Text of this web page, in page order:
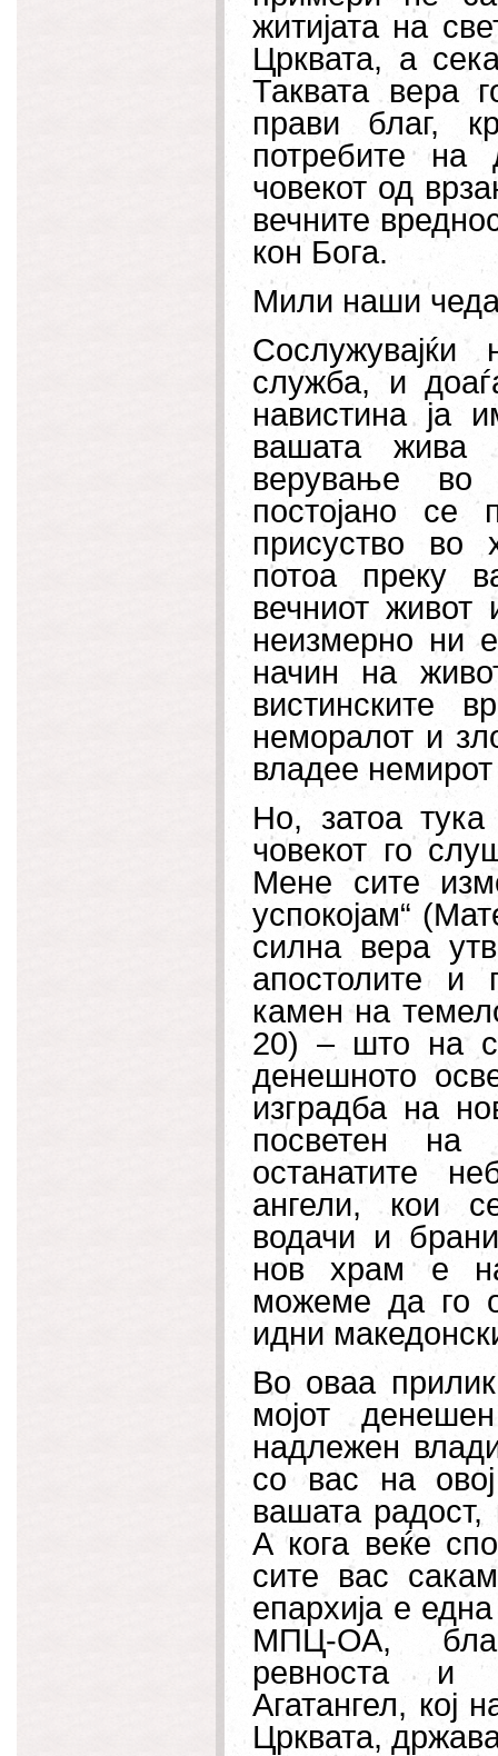
житијата на
Црквата, а
Таквата вера
прави благ,
потребите на
човекот од
вечните
кон Бога.
Мили наши
служба, и
навистина ја
вашата жива
верување во
постојано се
присуство во
потоа преку
вечниот живот
неизмерно ни
начин на
вистинските
неморалот и
владее
Но, затоа
човекот го
Мене сите
успокојам“
силна вера
апостолите и
камен на
20) – што на
денешното
изградба на
посветен на
останатите
ангели, кои
водачи и
нов храм е
можеме да го
идни
Во оваа
мојот
надлежен
со вас на
вашата радост,
А кога веќе
сите вас
епархија е
МПЦ-ОА,
ревноста и
Агатангел, кој
Црквата,